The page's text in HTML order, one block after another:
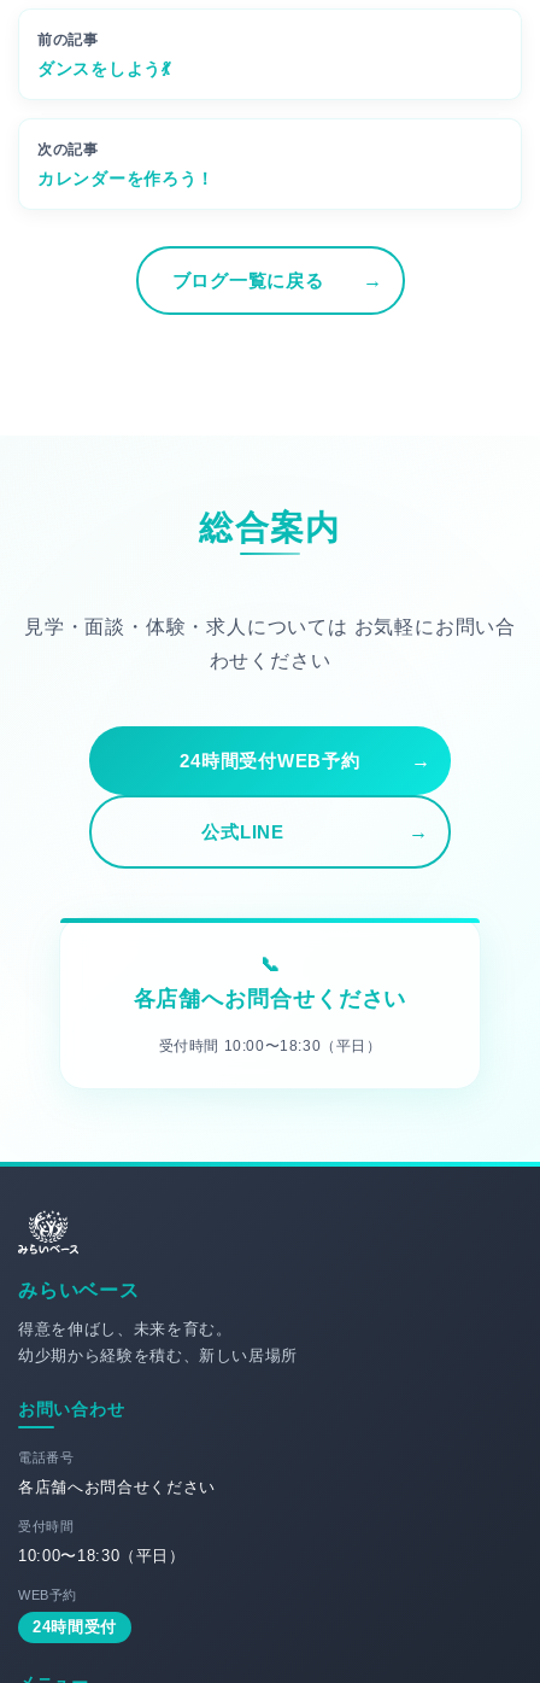
前の記事
ダンスをしよう💃
次の記事
カレンダーを作ろう！
ブログ一覧に戻る
総合案内
見学・面談・体験・求人については お気軽にお問い合
わせください
24時間受付WEB予約
公式LINE
各店舗へお問合せください
受付時間 10:00〜18:30（平日）
みらいベース
得意を伸ばし、未来を育む。
幼少期から経験を積む、新しい居場所
お問い合わせ
電話番号
各店舗へお問合せください
受付時間
10:00〜18:30（平日）
WEB予約
24時間受付